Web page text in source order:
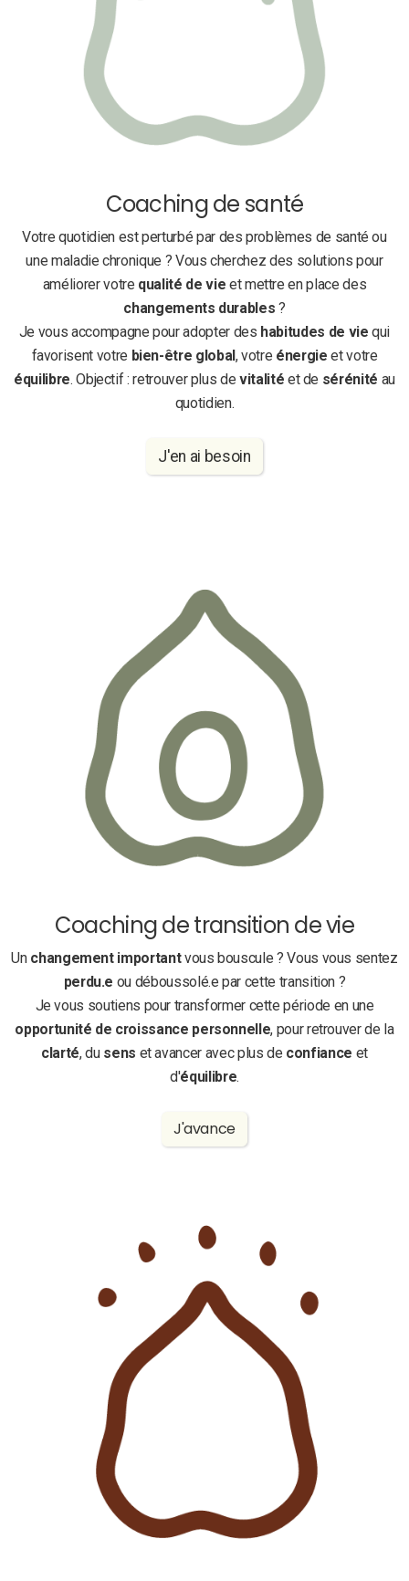
Coaching de santé
Votre quotidien est perturbé par des problèmes de santé ou
une maladie chronique ? Vous cherchez des solutions pour
améliorer votre qualité de vie et mettre en place des
changements durables ?
Je vous accompagne pour adopter des habitudes de vie qui
favorisent votre bien-être global, votre énergie et votre
équilibre. Objectif : retrouver plus devitalité et de sérénité au
quotidien.
J'en ai besoin
Coaching de transition de vie
Un changement importantvous bouscule ? Vous vous sentez
perdu.e ou déboussolé.e par cette transition ?
Je vous soutiens pour transformer cette période en une
opportunité de croissance personnelle, pour retrouver de la
clarté, du sens et avancer avec plus de confiance et
d'équilibre.
J'avance